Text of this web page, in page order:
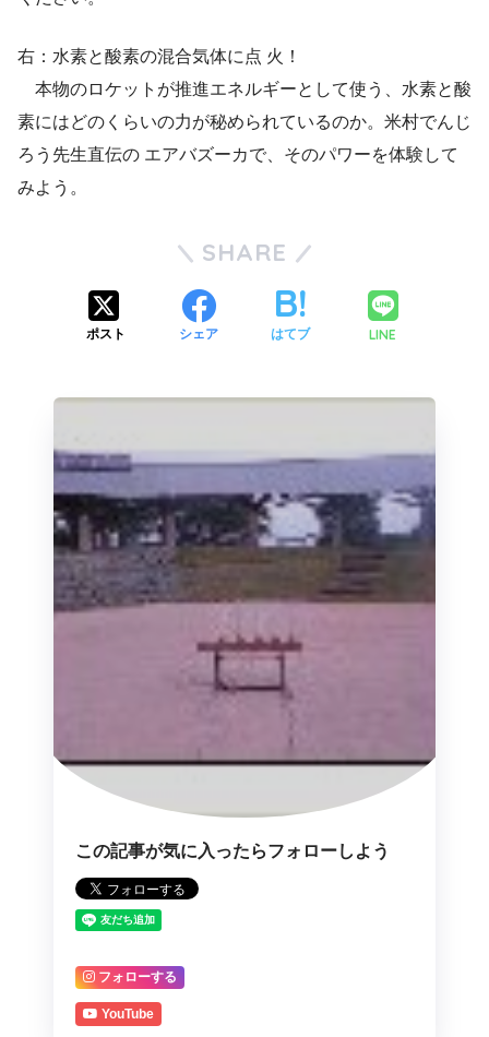
右：水素と酸素の混合気体に点 火！
本物のロケットが推進エネルギーとして使う、水素と酸
素にはどのくらいの力が秘められているのか。米村でんじ
ろう先生直伝の エアバズーカで、そのパワーを体験して
みよう。
SHARE
ポスト シェア はてブ LINE
この記事が気に入ったらフォローしよう
フォローする
YouTube